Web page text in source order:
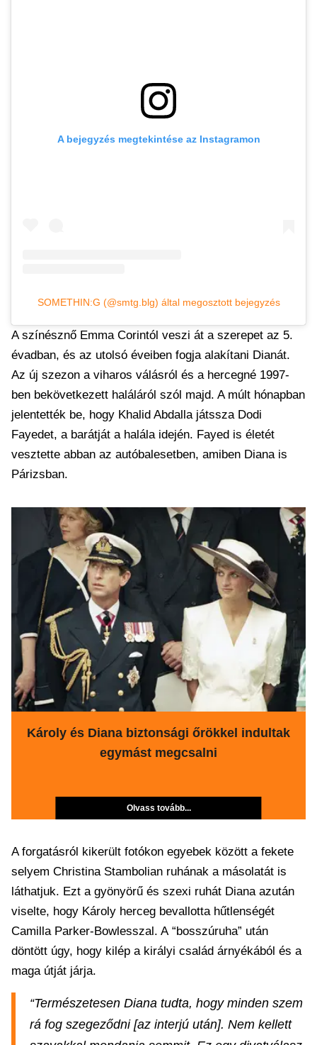
A bejegyzés megtekintése az Instagramon
SOMETHIN:G (@smtg.blg) által megosztott bejegyzés
A színésznő Emma Corintól veszi át a szerepet az 5.
évadban, és az utolsó éveiben fogja alakítani Dianát.
Az új szezon a viharos válásról és a hercegné 1997-
ben bekövetkezett haláláról szól majd. A múlt hónapban
jelentették be, hogy Khalid Abdalla játssza Dodi
Fayedet, a barátját a halála idején. Fayed is életét
vesztette abban az autóbalesetben, amiben Diana is
Párizsban.
Károly és Diana biztonsági őrökkel indultak
egymást megcsalni
Olvass tovább...
A forgatásról kikerült fotókon egyebek között a fekete
selyem Christina Stambolian ruhának a másolatát is
láthatjuk. Ezt a gyönyörű és szexi ruhát Diana azután
viselte, hogy Károly herceg bevallotta hűtlenségét
Camilla Parker-Bowlesszal. A “bosszúruha” után
döntött úgy, hogy kilép a királyi család árnyékából és a
maga útját járja.
“Természetesen Diana tudta, hogy minden szem
rá fog szegeződni [az interjú után]. Nem kellett